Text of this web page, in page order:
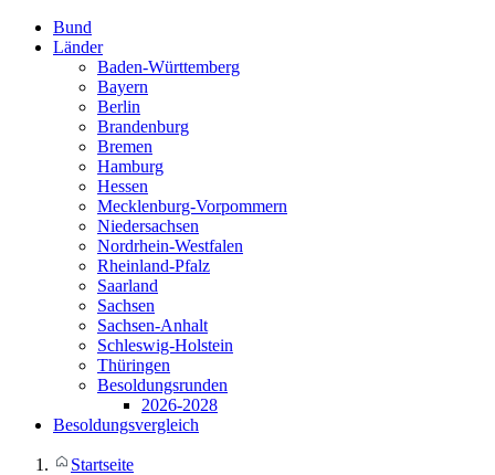
Bund
Länder
Baden-Württemberg
Bayern
Berlin
Brandenburg
Bremen
Hamburg
Hessen
Mecklenburg-Vorpommern
Niedersachsen
Nordrhein-Westfalen
Rheinland-Pfalz
Saarland
Sachsen
Sachsen-Anhalt
Schleswig-Holstein
Thüringen
Besoldungsrunden
2026-2028
Besoldungsvergleich
Startseite